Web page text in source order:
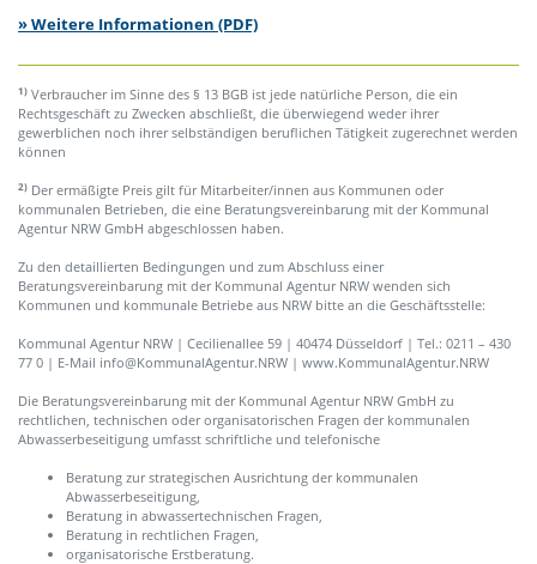
» Weitere Informationen (PDF)
1) Verbraucher im Sinne des § 13 BGB ist jede natürliche Person, die ein
Rechtsgeschäft zu Zwecken abschließt, die überwiegend weder ihrer
gewerblichen noch ihrer selbständigen beruflichen Tätigkeit zugerechnet werden
können
2) Der ermäßigte Preis gilt für Mitarbeiter/innen aus Kommunen oder
kommunalen Betrieben, die eine Beratungsvereinbarung mit der Kommunal
Agentur NRW GmbH abgeschlossen haben.
Zu den detaillierten Bedingungen und zum Abschluss einer
Beratungsvereinbarung mit der Kommunal Agentur NRW wenden sich
Kommunen und kommunale Betriebe aus NRW bitte an die Geschäftsstelle:
Kommunal Agentur NRW | Cecilienallee 59 | 40474 Düsseldorf | Tel.: 0211 – 430
77 0 | E-Mail info@KommunalAgentur.NRW | www.KommunalAgentur.NRW
Die Beratungsvereinbarung mit der Kommunal Agentur NRW GmbH zu
rechtlichen, technischen oder organisatorischen Fragen der kommunalen
Abwasserbeseitigung umfasst schriftliche und telefonische
Beratung zur strategischen Ausrichtung der kommunalen
Abwasserbeseitigung,
Beratung in abwassertechnischen Fragen,
Beratung in rechtlichen Fragen,
organisatorische Erstberatung.